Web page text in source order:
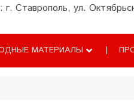
г. Ставрополь, ул.
МАТЕРИАЛЫ